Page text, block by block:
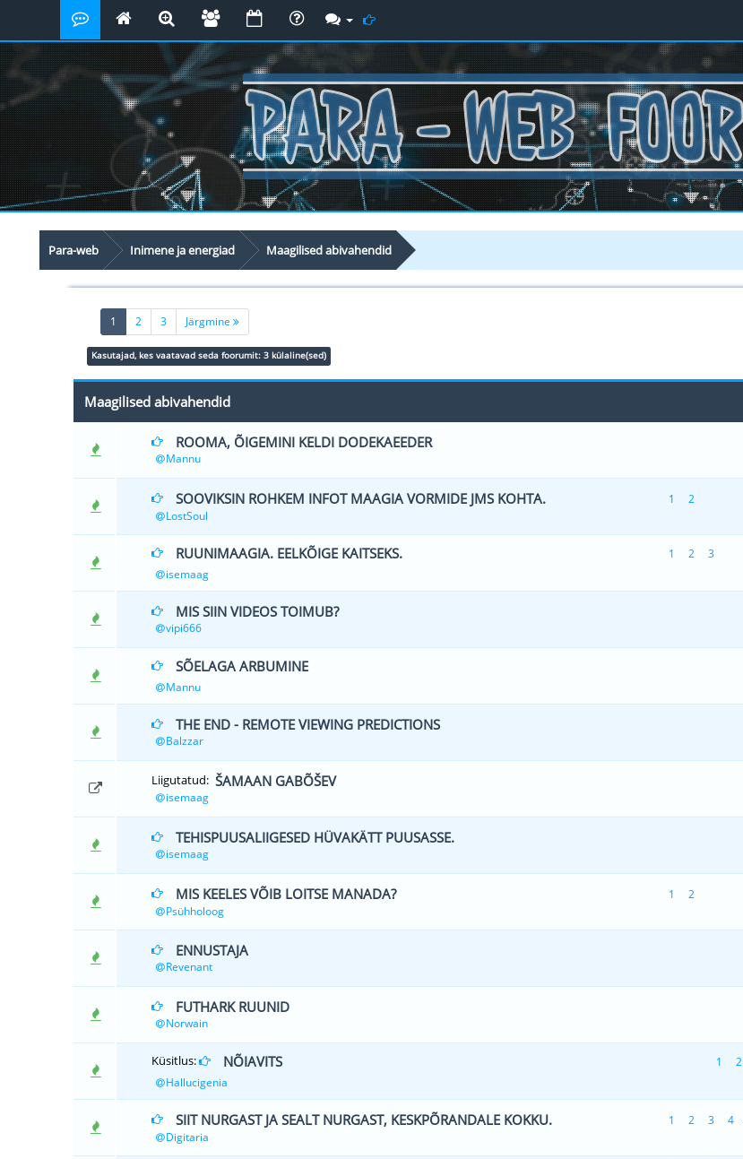
Para-web Inimene ja energiad Maagilised abivahendid
1 (current)
2 3 Järgmine
Kasutajad, kes vaatavad seda foorumit: 3 külaline(sed)
Maagilised abivahendid
ROOMA, ÕIGEMINI KELDI DODEKAEEDER
Mannu
0 Hääle(d) - 0 viiest (keskmiselt)
12
SOOVIKSIN ROHKEM INFOT MAAGIA VORMIDE JMS KOHTA. 1
2
LostSoul
0 Hääle(d) - 0 viiest (keskmiselt)
12345
RUUNIMAAGIA. EELKÕIGE KAITSEKS. 1 2
3
isemaag
0 Hääle(d) - 0 viiest (keskmiselt)
MIS SIIN VIDEOS TOIMUB?
vipi666
0 Hääle(d) - 0 viiest (keskmiselt)
SÕELAGA ARBUMINE
Mannu
THE END - REMOTE VIEWING PREDICTIONS
Balzzar
1 Hääle(d) - 5 viiest (keskmiselt)
123
Liigutatud: ŠAMAAN GABÕŠEV
isemaag
TEHISPUUSALIIGESED HÜVAKÄTT PUUSASSE.
isemaag
0 Hääle(d) - 0 viiest (keskmiselt)
12345
MIS KEELES VÕIB LOITSE MANADA? 1
2
Psühholoog
0 Hääle(d) - 0 viiest (keskmiselt)
ENNUSTAJA
Revenant
FUTHARK RUUNID
Norwain
Küsitlus: NÕIAVITS 1
2
Hallucigenia
SIIT NURGAST JA SEALT NURGAST, KESKPÕRANDALE KOKKU. 1 2 3 4
Digitaria
1 Hääle(d) - 5 viiest (keskmiselt)
1 2345